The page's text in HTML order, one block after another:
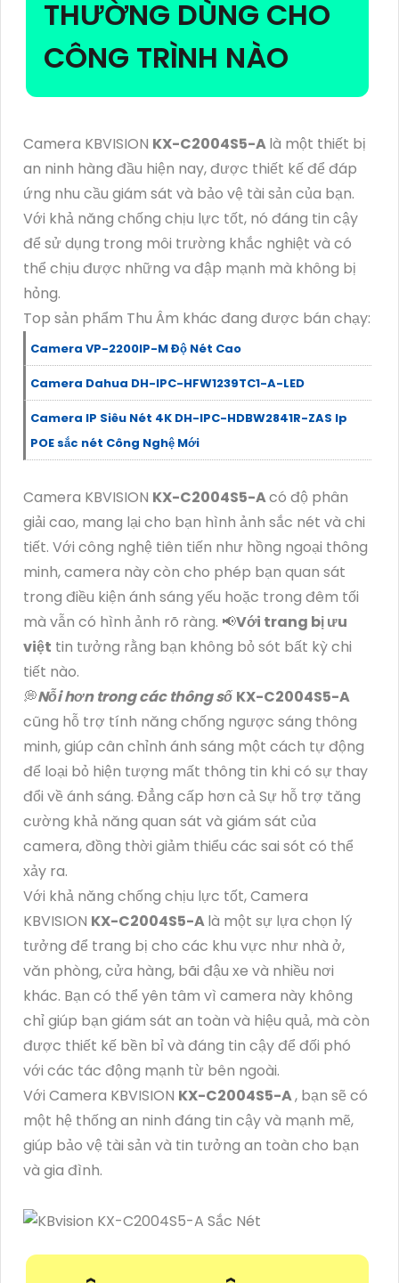
THƯỜNG DÙNG CHO
CÔNG TRÌNH NÀO
Camera KBVISION KX-C2004S5-Alà một thiết bị
an ninh hàng đầu hiện nay, được thiết kế để đáp
ứng nhu cầu giám sát và bảo vệ tài sản của bạn.
Với khả năng chống chịu lực tốt, nó đáng tin cậy
để sử dụng trong môi trường khắc nghiệt và có
thể chịu được những va đập mạnh mà không bị
hỏng.
Top sản phẩm Thu Âm khác đang được bán chạy:
Camera VP-2200IP-M Độ Nét Cao
Camera Dahua DH-IPC-HFW1239TC1-A-LED
Camera IP Siêu Nét 4K DH-IPC-HDBW2841R-ZAS Ip
POE sắc nét Công Nghệ Mới
Camera KBVISION KX-C2004S5-Acó độ phân
giải cao, mang lại cho bạn hình ảnh sắc nét và chi
tiết. Với công nghệ tiên tiến như hồng ngoại thông
minh, camera này còn cho phép bạn quan sát
trong điều kiện ánh sáng yếu hoặc trong đêm tối
mà vẫn có hình ảnh rõ ràng. 📢Với trang bị ưu
việt tin tưởng rằng bạn không bỏ sót bất kỳ chi
tiết nào.
💭Nỗi hơn trong các thông số KX-C2004S5-A
cũng hỗ trợ tính năng chống ngược sáng thông
minh, giúp cân chỉnh ánh sáng một cách tự động
để loại bỏ hiện tượng mất thông tin khi có sự thay
đổi về ánh sáng. Đẳng cấp hơn cả Sự hỗ trợ tăng
cường khả năng quan sát và giám sát của
camera, đồng thời giảm thiểu các sai sót có thể
xảy ra.
Với khả năng chống chịu lực tốt, Camera
KBVISION KX-C2004S5-Alà một sự lựa chọn lý
tưởng để trang bị cho các khu vực như nhà ở,
văn phòng, cửa hàng, bãi đậu xe và nhiều nơi
khác. Bạn có thể yên tâm vì camera này không
chỉ giúp bạn giám sát an toàn và hiệu quả, mà còn
được thiết kế bền bỉ và đáng tin cậy để đối phó
với các tác động mạnh từ bên ngoài.
Với Camera KBVISION KX-C2004S5-A, bạn sẽ có
một hệ thống an ninh đáng tin cậy và mạnh mẽ,
giúp bảo vệ tài sản và tin tưởng an toàn cho bạn
và gia đình.